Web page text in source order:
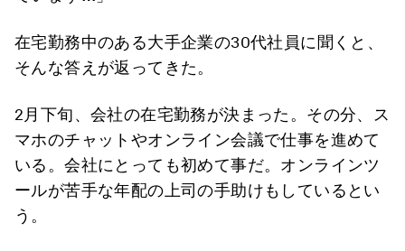
在宅勤務中のある大手企業の30代社員に聞くと、
そんな答えが返ってきた。
2月下旬、会社の在宅勤務が決まった。その分、ス
マホのチャットやオンライン会議で仕事を進めて
いる。会社にとっても初めて事だ。オンラインツ
ールが苦手な年配の上司の手助けもしているとい
う。